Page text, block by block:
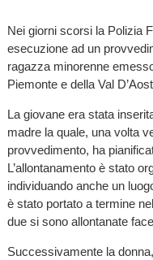
Nei giorni scorsi la Polizia
esecuzione ad un
ragazza minorenne
Piemonte e della Val
La giovane era stata
madre la quale, una volta
provvedimento, ha
L’allontanamento è stato
individuando anche un
è stato portato a termine
due si sono allontanate
Successivamente la